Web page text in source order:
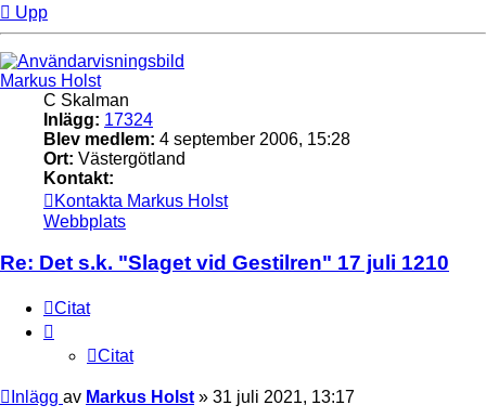
Upp
Markus Holst
C Skalman
Inlägg: 17324
Blev medlem: 4 september 2006, 15:28
Ort: Västergötland
Kontakt:
Kontakta Markus Holst
Webbplats
Re: Det s.k. "Slaget vid Gestilren" 17 juli 1210
Citat
Citat
Inlägg av Markus Holst » 31 juli 2021, 13:17